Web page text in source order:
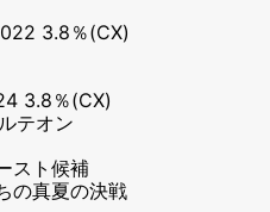
3.8％(CX)
3.8％(CX)
テオン
スト候補
の真夏の決戦